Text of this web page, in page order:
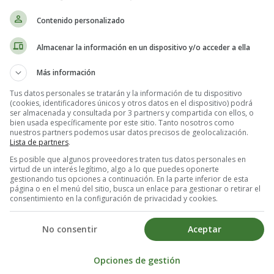
en España de la película Blinky Bill,
y Deane Taylor
desierto y tiene una misión. Blinky no tiene miedo. Blinky nunca
a través de la Australia salvaje, con la esperanza de encontrar a
Contenido personalizado
Almacenar la información en un dispositivo y/o acceder a ella
Más información
Tus datos personales se tratarán y la información de tu dispositivo
(cookies, identificadores únicos y otros datos en el dispositivo) podrá
ser almacenada y consultada por 3 partners y compartida con ellos, o
bien usada específicamente por este sitio. Tanto nosotros como
nuestros partners podemos usar datos precisos de geolocalización.
Lista de partners.
Es posible que algunos proveedores traten tus datos personales en
virtud de un interés legítimo, algo a lo que puedes oponerte
gestionando tus opciones a continuación. En la parte inferior de esta
página o en el menú del sitio, busca un enlace para gestionar o retirar el
consentimiento en la configuración de privacidad y cookies.
Aceptar
No consentir
Opciones de gestión